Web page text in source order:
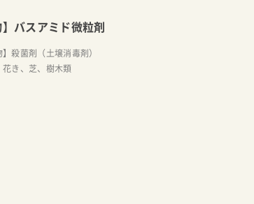
】バスアミド微粒剤
殺菌剤（土壌消毒剤）
き、芝、樹木類